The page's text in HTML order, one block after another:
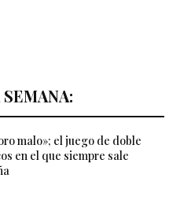
malo»; el juego de doble
en el que siempre sale